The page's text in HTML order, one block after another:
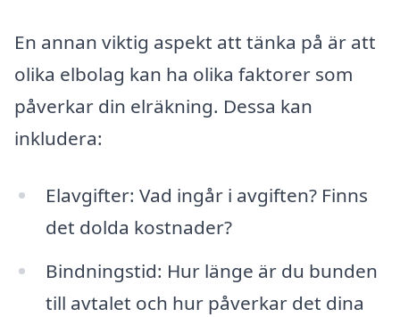
En annan viktig aspekt att tänka på är att
olika elbolag kan ha olika faktorer som
påverkar din elräkning. Dessa kan
inkludera:
Elavgifter: Vad ingår i avgiften? Finns
det dolda kostnader?
Bindningstid: Hur länge är du bunden
till avtalet och hur påverkar det dina